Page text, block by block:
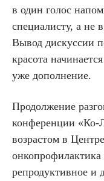
в один голос
специалисту, а не
Вывод дискуссии
красота
уже дополнение.
Продолжение
конференции «Ко-
возрастом в
онкопрофилактика
репродуктивное и